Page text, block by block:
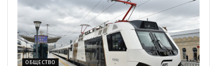
ОБЩЕСТВО